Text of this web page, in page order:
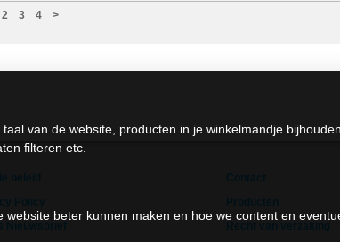
2 3 4 >
van de website, producten in je winkelmandje
filteren etc.
beter kunnen maken en hoe we content en